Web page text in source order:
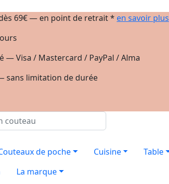
69€ — en point de retrait * en savoir plus
— Visa / Mastercard / PayPal / Alma
sans limitation de durée
de poche Cuisine Table
La marque